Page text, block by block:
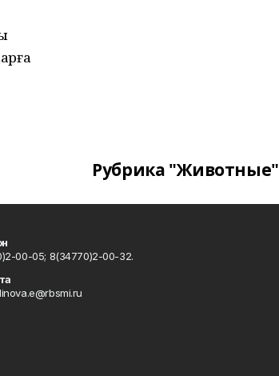
Рубрика "Животные"
00-05; 8(34770)2-00-32.